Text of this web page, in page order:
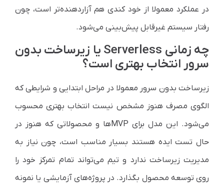
در عملکرد معمولا از خود کندی هم آزاردهنده‌تر است، چون
رفتار سیستم غیرقابل پیش‌بینی می‌شود.
چه زمانی Serverless یا زیرساخت بدون
سرور انتخاب بهتری است؟
زیرساخت بدون سرور معمولا در مراحل ابتدایی و شرایطی که
الگوی مصرف هنوز مشخص نیست انتخاب بهتری محسوب
می‌شود. این مدل برای MVPها و محصولاتی که هنوز در
حال تست ایده هستند بسیار مناسب است، چون نیاز به
مدیریت زیرساخت ندارد و تیم می‌تواند تمام تمرکز خود را
روی توسعه محصول بگذارد. در پروژه‌های آزمایشی یا نمونه